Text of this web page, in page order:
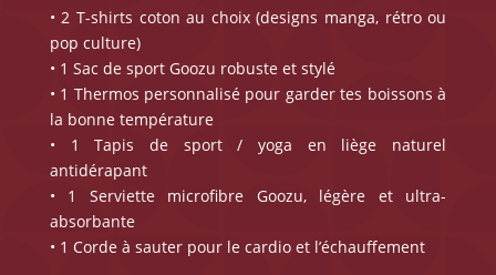
• 2 T-shirts coton au choix (designs manga, rétro ou
pop culture)
• 1 Sac de sport Goozu robuste et stylé
• 1 Thermos personnalisé pour garder tes boissons à
la bonne température
• 1 Tapis de sport / yoga en liège naturel
antidérapant
• 1 Serviette microfibre Goozu, légère et ultra-
absorbante
• 1 Corde à sauter pour le cardio et l’échauffement